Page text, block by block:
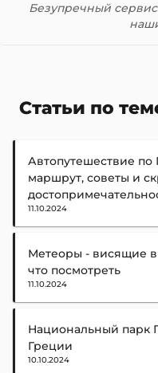
Безупречный
Статьи по
Автопутешествие по
маршрут, советы и
11.10.2024
Метеоры - висящие
что посмотреть
11.10.2024
Национальный парк
Греции
10.10.2024